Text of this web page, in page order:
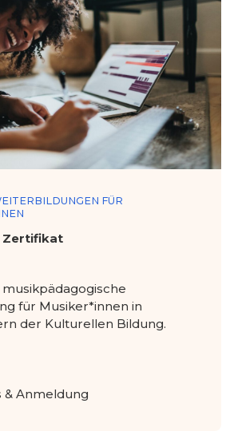
FÜR
Zertifikat
für Musiker*innen in
der Kulturellen Bildung.
& Anmeldung